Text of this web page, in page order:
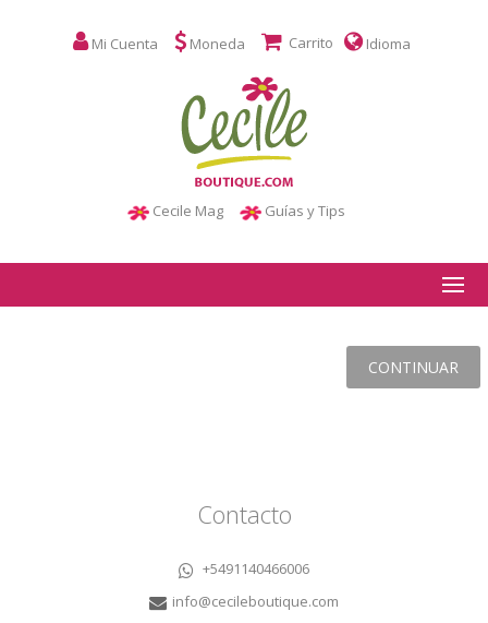
Mi Cuenta Moneda Carrito Idioma
Cecile Mag Guías y Tips
CONTINUAR
Contacto
+5491140466006
info@cecileboutique.com